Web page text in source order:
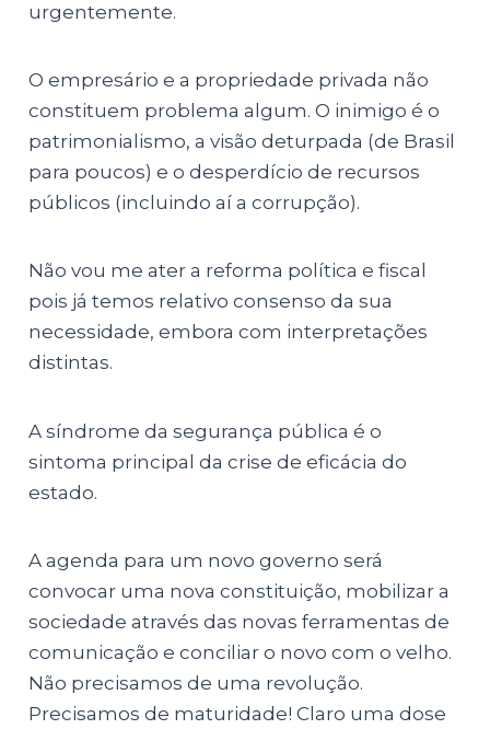
urgentemente.
O empresário e a propriedade privada não
constituem problema algum. O inimigo é o
patrimonialismo, a visão deturpada (de Brasil
para poucos) e o desperdício de recursos
públicos (incluindo aí a corrupção).
Não vou me ater a reforma política e fiscal
pois já temos relativo consenso da sua
necessidade, embora com interpretações
distintas.
A síndrome da segurança pública é o
sintoma principal da crise de eficácia do
estado.
A agenda para um novo governo será
convocar uma nova constituição, mobilizar a
sociedade através das novas ferramentas de
comunicação e conciliar o novo com o velho.
Não precisamos de uma revolução.
Precisamos de maturidade! Claro uma dose